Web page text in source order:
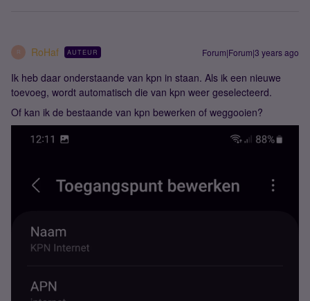
R RoHaf AUTEUR Forum|Forum|3 years ago
Ik heb daar onderstaande van kpn in staan. Als ik een nieuwe
toevoeg, wordt automatisch die van kpn weer geselecteerd.
Of kan ik de bestaande van kpn bewerken of weggooien?